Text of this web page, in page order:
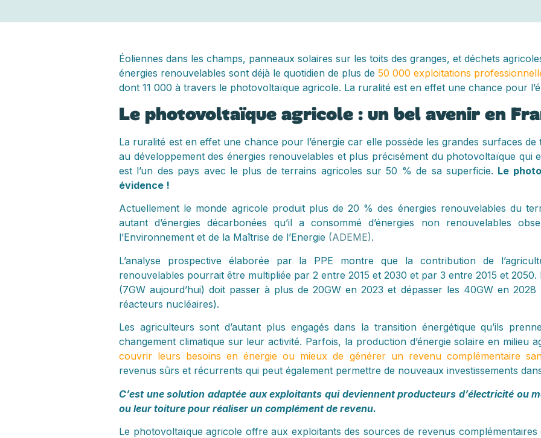
Éoliennes dans les champs, panneaux solaires sur les toits des granges, et déchets
énergies renouvelables sont déjà le quotidien de plus de 50 000 exploitations
dont 11 000 à travers le photovoltaïque agricole. La ruralité est en effet une chance pour
Le photovoltaïque agricole : un bel avenir en
La ruralité est en effet une chance pour l’énergie car elle possède les grandes surfaces
au développement des énergies renouvelables et plus précisément du photovoltaïque qui
est l’un des pays avec le plus de terrains agricoles sur 50 % de sa superficie. Le
évidence !
Actuellement le monde agricole produit plus de 20 % des énergies renouvelables du
autant d’énergies décarbonées qu’il a consommé d’énergies non renouvelables
l’Environnement et de la Maîtrise de l’Energie (ADEME).
L’analyse prospective élaborée par la PPE montre que la contribution de
renouvelables pourrait être multipliée par 2 entre 2015 et 2030 et par 3 entre 2015 et 2050.
(7GW aujourd’hui) doit passer à plus de 20GW en 2023 et dépasser les 40GW en
réacteurs nucléaires).
Les agriculteurs sont d’autant plus engagés dans la transition énergétique qu’ils
changement climatique sur leur activité. Parfois, la production d’énergie solaire en milieu
couvrir leurs besoins en énergie ou mieux de générer un revenu complémentaire
revenus sûrs et récurrents qui peut également permettre de nouveaux investissements
C’est une solution adaptée aux exploitants qui deviennent producteurs d’électricité ou
ou leur toiture pour réaliser un complément de revenu.
Le photovoltaïque agricole offre aux exploitants des sources de revenus